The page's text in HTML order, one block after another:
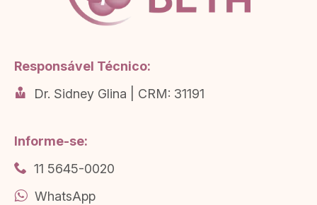
Responsável Técnico:
Dr. Sidney Glina | CRM: 31191
Informe-se:
11 5645-0020
WhatsApp